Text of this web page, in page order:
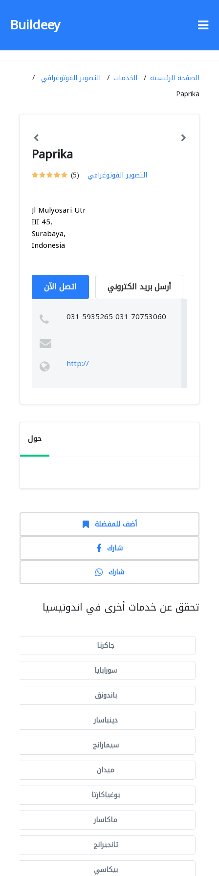
Buildeey
الصفحة الرئيسية الخدمات
التصوير الفوتوغرافي
Paprika
Paprika
(5) التصوير الفوتوغرافي
Jl Mulyosari Utr
III 45,
Surabaya,
Indonesia
اتصل الآن أرسل بريد الكتروني
031 5935265 031 70753060
http://
حول
أضف للمفضلة
شارك
شارك
تحقق عن خدمات أخرى في اندونيسيا
جاكرتا
سورابايا
باندونق
دينباسار
سيمارانج
ميدان
يوغياكارتا
ماكاسار
تانجيرانج
بيكاسي